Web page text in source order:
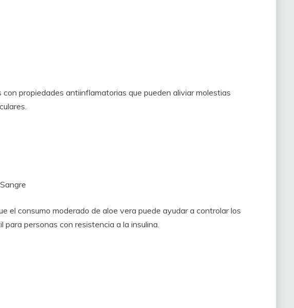
propiedades antiinflamatorias que pueden aliviar molestias
el consumo moderado de aloe vera puede ayudar a controlar los
para personas con resistencia a la insulina.